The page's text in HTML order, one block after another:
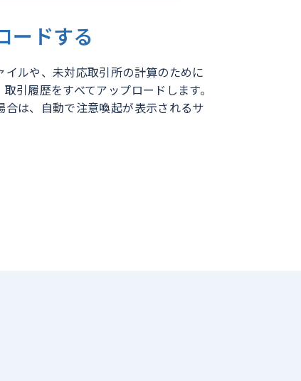
ードする
ルや、未対応取引所の計算のために
引履歴をすべてアップロードします。
は、自動で注意喚起が表示されるサ